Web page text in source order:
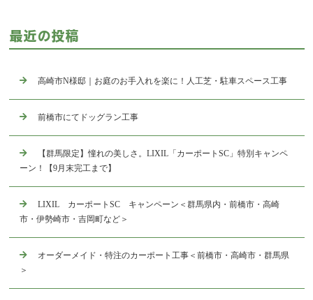
最近の投稿
高崎市N様邸｜お庭のお手入れを楽に！人工芝・駐車スペース工事
前橋市にてドッグラン工事
【群馬限定】憧れの美しさ。LIXIL「カーポートSC」特別キャンペ
ーン！【9月末完工まで】
LIXIL カーポートSC キャンペーン＜群馬県内・前橋市・高崎
市・伊勢崎市・吉岡町など＞
オーダーメイド・特注のカーポート工事＜前橋市・高崎市・群馬県
＞